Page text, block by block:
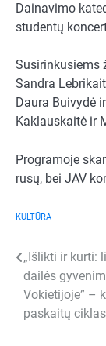
Dainavimo
studentų
Susirinkusiems
Sandra
Daura Buivydė
Kaklauskaitė ir
Programoje
rusų, bei JAV
KULTŪRA
Navigacija
tarp
įrašų
„Išlikti ir kurti:
dailės
Vokietijoje” –
paskaitų ciklas